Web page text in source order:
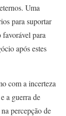
Uma
para suportar
para
após estes
com a incerteza
a guerra de
percepção de